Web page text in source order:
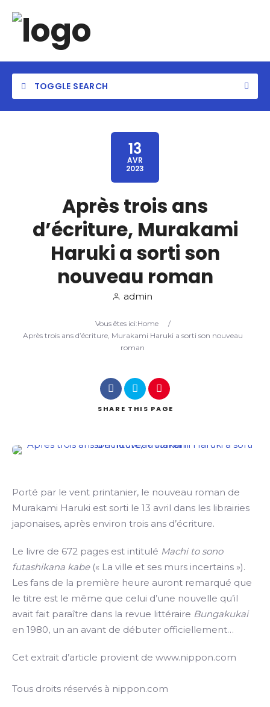
TOGGLE SEARCH
13
AVR
2023
Après trois ans
d’écriture, Murakami
Haruki a sorti son
nouveau roman
admin
Vous êtes ici:Home
/
Après trois ans d’écriture, Murakami Haruki a sorti son nouveau
roman
SHARE THIS PAGE
Porté par le vent printanier, le nouveau roman de
Murakami Haruki est sorti le 13 avril dans les librairies
japonaises, après environ trois ans d’écriture.
Le livre de 672 pages est intitulé Machi to sono
futashikana kabe(« La ville et ses murs incertains »).
Les fans de la première heure auront remarqué que
le titre est le même que celui d’une nouvelle qu’il
avait fait paraître dans la revue littéraire Bungakukai
en 1980, un an avant de débuter officiellement…
Cet extrait d’article provient de www.nippon.com
Tous droits réservés à nippon.com